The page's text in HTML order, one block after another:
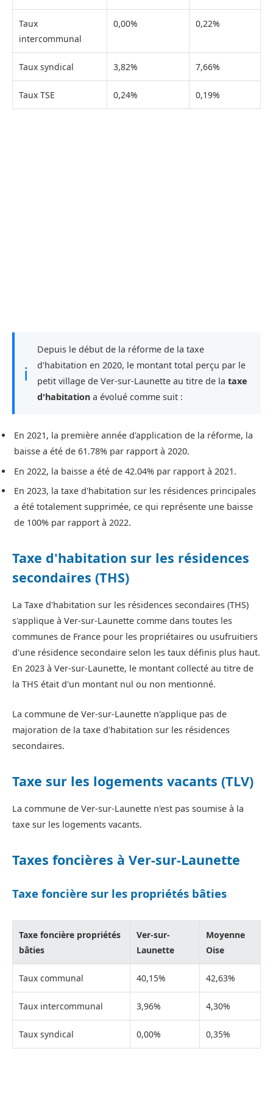
Taux
intercommunal
0,00% 0,22%
Taux syndical 3,82% 7,66%
Taux TSE 0,24% 0,19%
ℹ
Depuis le début de la réforme de la taxe
d'habitation en 2020, le montant total perçu par le
petit village de Ver-sur-Launette au titre de la taxe
d'habitation a évolué comme suit :
En 2021, la première année d'application de la réforme, la
baisse a été de 61.78% par rapport à 2020.
En 2022, la baisse a été de 42.04% par rapport à 2021.
En 2023, la taxe d'habitation sur les résidences principales
a été totalement supprimée, ce qui représente une baisse
de 100% par rapport à 2022.
Taxe d'habitation sur les résidences
secondaires (THS)
La Taxe d'habitation sur les résidences secondaires (THS)
s'applique à Ver-sur-Launette comme dans toutes les
communes de France pour les propriétaires ou usufruitiers
d'une résidence secondaire selon les taux définis plus haut.
En 2023 à Ver-sur-Launette, le montant collecté au titre de
la THS était d'un montant nul ou non mentionné.
La commune de Ver-sur-Launette n'applique pas de
majoration de la taxe d'habitation sur les résidences
secondaires.
Taxe sur les logements vacants (TLV)
La commune de Ver-sur-Launette n'est pas soumise à la
taxe sur les logements vacants.
Taxes foncières à Ver-sur-Launette
Taxe foncière sur les propriétés bâties
Taxe foncière propriétés
bâties
Ver-sur-
Launette
Moyenne
Oise
Taux communal 40,15% 42,63%
Taux intercommunal 3,96% 4,30%
Taux syndical 0,00% 0,35%